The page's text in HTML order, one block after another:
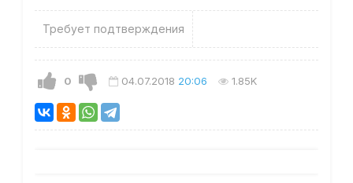
Требует подтверждения
0 04.07.2018 20:06 1.85K